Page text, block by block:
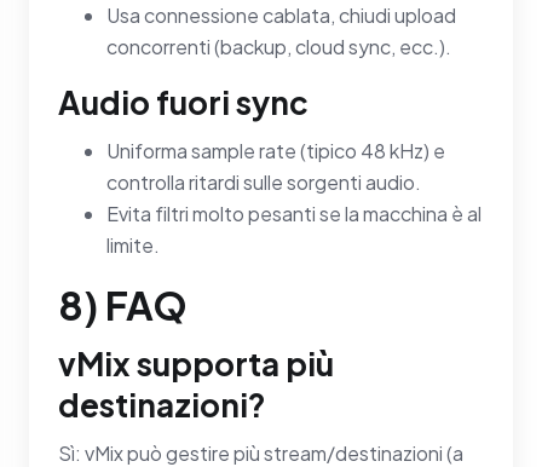
Usa connessione cablata, chiudi upload
concorrenti (backup, cloud sync, ecc.).
Audio fuori sync
Uniforma sample rate (tipico 48 kHz) e
controlla ritardi sulle sorgenti audio.
Evita filtri molto pesanti se la macchina è al
limite.
8) FAQ
vMix supporta più
destinazioni?
Sì: vMix può gestire più stream/destinazioni (a